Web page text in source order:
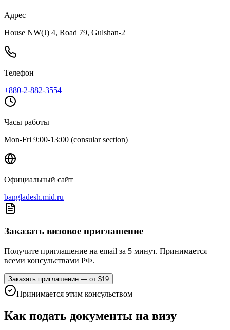
Адрес
House NW(J) 4, Road 79, Gulshan-2
Телефон
+880-2-882-3554
Часы работы
Mon-Fri 9:00-13:00 (consular section)
Официальный сайт
bangladesh.mid.ru
Заказать визовое приглашение
Получите приглашение на email за 5 минут. Принимается
всеми консульствами РФ.
Заказать приглашение — от $19
Принимается этим консульством
Как подать документы на визу